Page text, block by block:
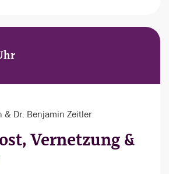
& Dr. Benjamin Zeitler
Vernetzung &